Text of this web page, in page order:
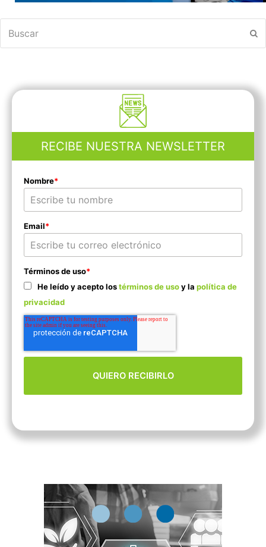
RECIBE NUESTRA NEWSLETTER
Nombre*
Email*
Términos de uso*
He leído y acepto lostérminos de usoy la política de
privacidad